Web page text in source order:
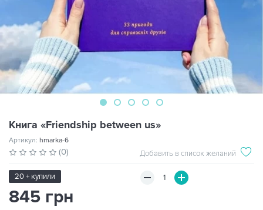
Книга «Friendship between us»
Артикул: hmarka-6
(0) Добавить в список желаний
20 + купили
845 грн